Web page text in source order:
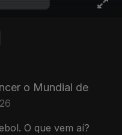
o Mundial de
O que vem aí?